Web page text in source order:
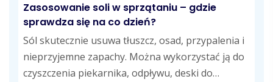
Zasosowanie soli w sprzątaniu – gdzie
sprawdza się na co dzień?
Sól skutecznie usuwa tłuszcz, osad, przypalenia i
nieprzyjemne zapachy. Można wykorzystać ją do
czyszczenia piekarnika, odpływu, deski do